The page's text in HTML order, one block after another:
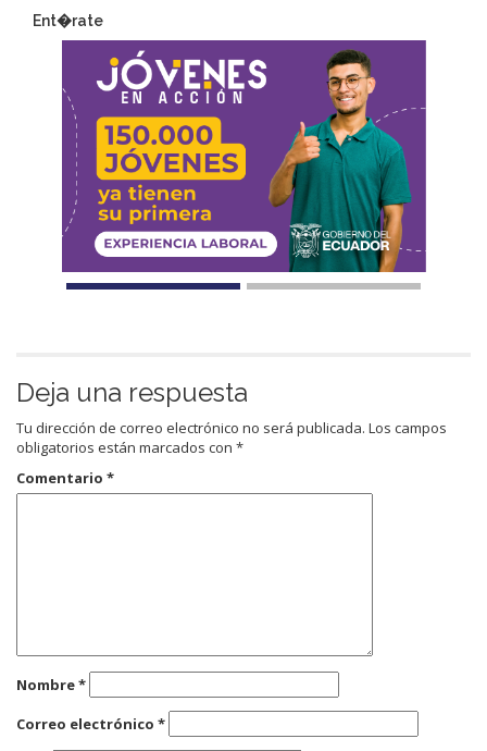
Ent�rate
Deja una respuesta
Tu dirección de correo electrónico no será publicada. Los campos
obligatorios están marcados con *
Comentario *
Nombre*
Correo electrónico *